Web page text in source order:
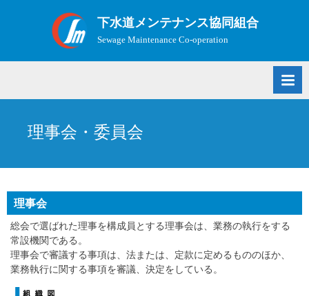
下水道メンテナンス協同組合
Sewage Maintenance Co-operation
理事会・委員会
理事会
総会で選ばれた理事を構成員とする理事会は、業務の執行をする
常設機関である。
理事会で審議する事項は、法または、定款に定めるもののほか、
業務執行に関する事項を審議、決定をしている。